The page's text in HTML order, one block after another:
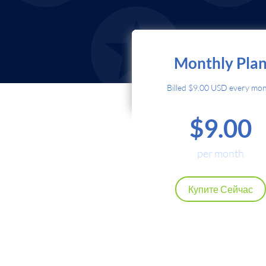
Monthly Plan
Billed $9.00 USD every
$9.00
per month
Купите Сейчас
Local
Renews automatically. Cancel